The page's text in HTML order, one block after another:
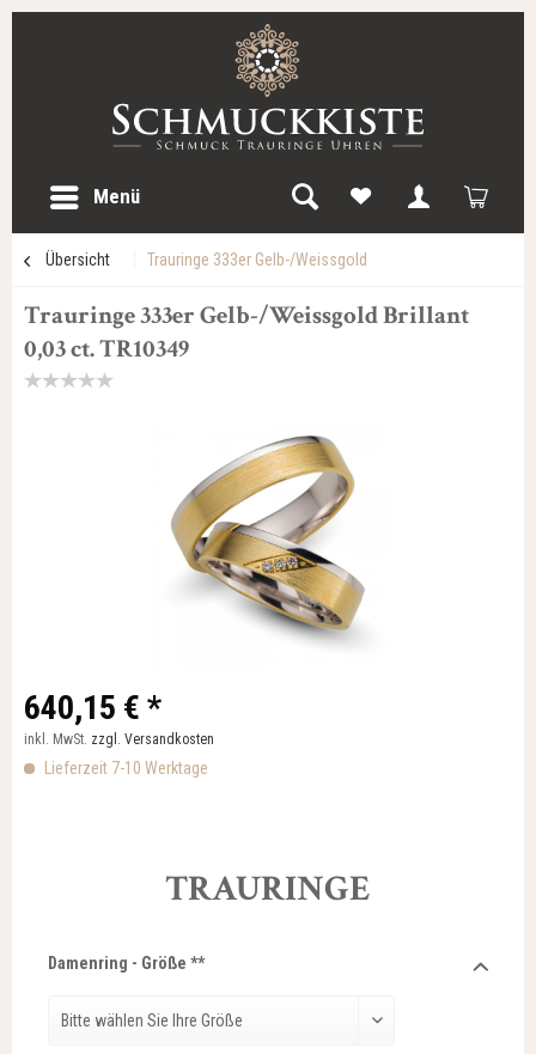
Menü
Übersicht Trauringe 333er Gelb-/Weissgold
Trauringe 333er Gelb-/Weissgold Brillant
0,03 ct. TR10349
640,15 € *
inkl. MwSt. zzgl. Versandkosten
Lieferzeit 7-10 Werktage
TRAURINGE
Damenring - Größe **